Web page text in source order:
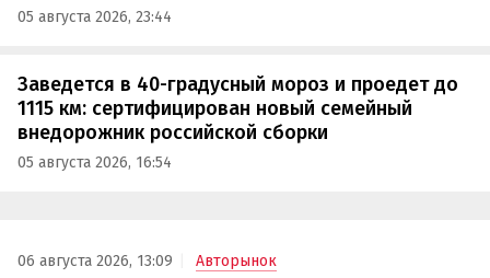
05 августа 2026, 23:44
Заведется в 40-градусный мороз и проедет до
1115 км: сертифицирован новый семейный
внедорожник российской сборки
05 августа 2026, 16:54
06 августа 2026, 13:09 Авторынок